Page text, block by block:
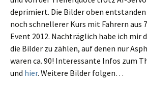
depri­miert. Die Bilder oben
noch schnel­le­rer Kurs mit Fahrern aus
Event 2012. Nachträglich habe ich mir
die Bilder zu zählen, auf denen nur
waren ca. 90! Interessante Infos zum
und hier. Weitere Bilder folgen…